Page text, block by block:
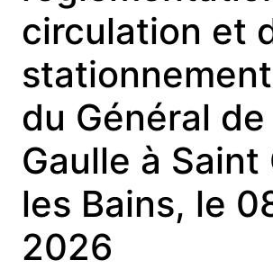
circulation et
du Général de
Gaulle à Saint
les Bains, le
2026